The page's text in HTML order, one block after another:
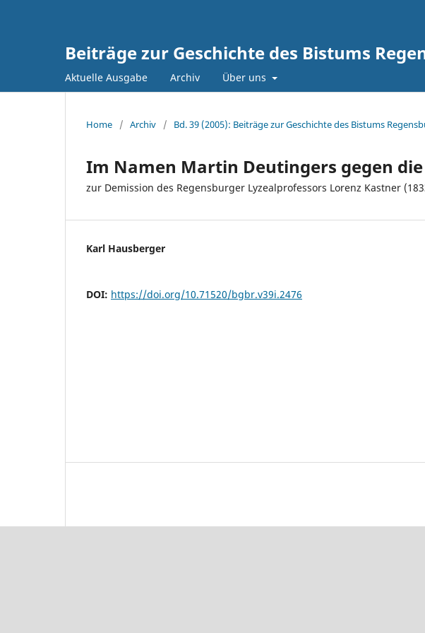
Beiträge zur Geschichte des Bistums
Aktuelle Ausgabe Archiv Über uns
Home / Archiv / Bd. 39 (2005): Beiträge zur Geschichte des Bistums
Im Namen Martin Deutingers gegen
zur Demission des Regensburger Lyzealprofessors Lorenz Kastner
Karl Hausberger
DOI: https://doi.org/10.71520/bgbr.v39i.2476